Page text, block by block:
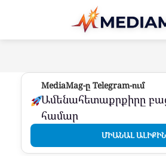
Перейти
контенту
MediaMag-ը Telegram-ում
Ամենահետաքրքիրը բաց
համար
ՄԻԱՆԱԼ ԱԼԻՔԻՆ